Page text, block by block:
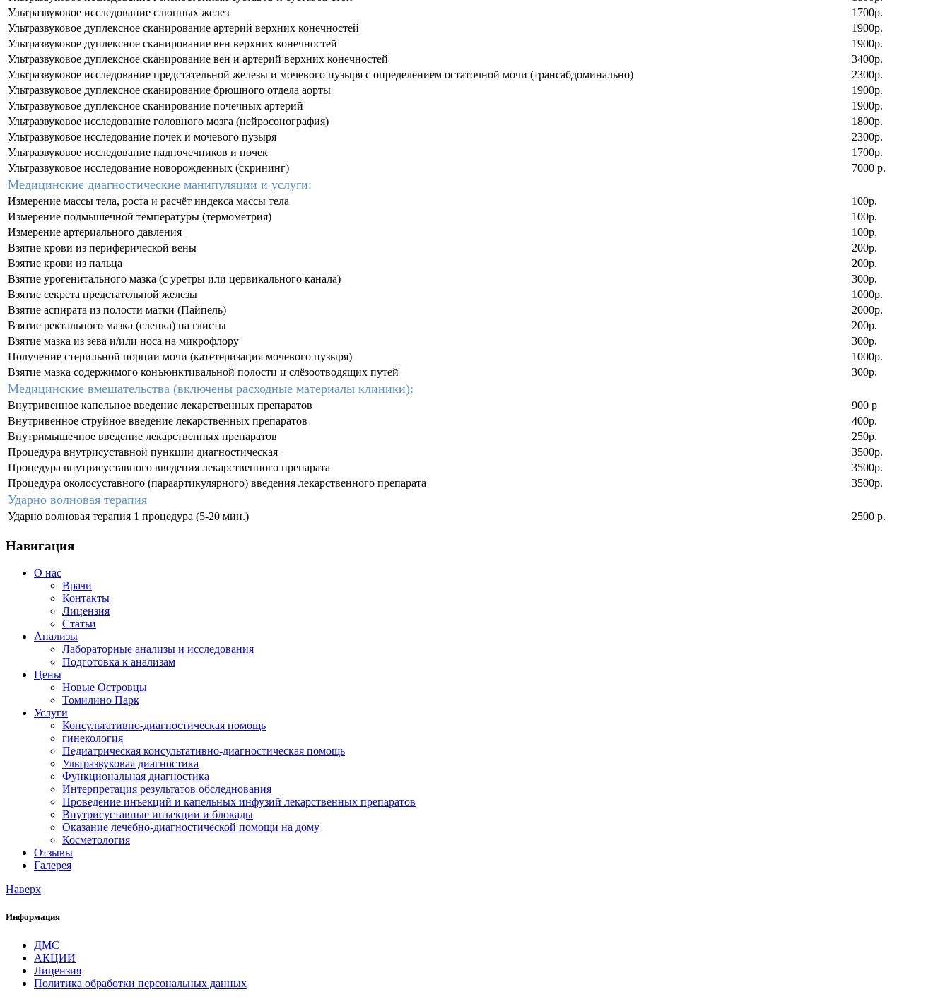
Ультразвуковое исследование слюнных желез
1700р.
Ультразвуковое дуплексное сканирование артерий верхних конечностей
1900р.
Ультразвуковое дуплексное сканирование вен верхних конечностей
1900р.
Ультразвуковое дуплексное сканирование вен и артерий верхних конечностей
3400р.
Ультразвуковое исследование предстательной железы и мочевого пузыря с определением остаточной мочи (трансабдоминально)
2300р.
Ультразвуковое дуплексное сканирование брюшного отдела аорты
1900р.
Ультразвуковое дуплексное сканирование почечных артерий
1900р.
Ультразвуковое исследование головного мозга (нейросонография)
1800р.
Ультразвуковое исследование почек и мочевого пузыря
2300р.
Ультразвуковое исследование надпочечников и почек
1700р.
Ультразвуковое исследование новорожденных (скрининг)
7000 р.
Медицинские диагностические манипуляции и услуги:
Измерение массы тела, роста и расчёт индекса массы тела
100р.
Измерение подмышечной температуры (термометрия)
100р.
Измерение артериального давления
100р.
Взятие крови из периферической вены
200р.
Взятие крови из пальца
200р.
Взятие урогенитального мазка (с уретры или цервикального канала)
300р.
Взятие секрета предстательной железы
1000р.
Взятие аспирата из полости матки (Пайпель)
2000р.
Взятие ректального мазка (слепка) на глисты
200р.
Взятие мазка из зева и/или носа на микрофлору
300р.
Получение стерильной порции мочи (катетеризация мочевого пузыря)
1000р.
Взятие мазка содержимого конъюнктивальной полости и слёзоотводящих путей
300р.
Медицинские вмешательства (включены расходные материалы клиники):
Внутривенное капельное введение лекарственных препаратов
900 р
Внутривенное струйное введение лекарственных препаратов
400р.
Внутримышечное введение лекарственных препаратов
250р.
Процедура внутрисуставной пункции диагностическая
3500р.
Процедура внутрисуставного введения лекарственного препарата
3500р.
Процедура околосуставного (параартикулярного) введения лекарственного препарата
3500р.
Ударно волновая терапия
Ударно волновая терапия 1 процедура (5-20 мин.) 2500 р.
Навигация
О нас
Врачи
Контакты
Лицензия
Статьи
Анализы
Лабораторные анализы и исследования
Подготовка к анализам
Цены
Новые Островцы
Томилино Парк
Услуги
Консультативно-диагностическая помощь
гинекология
Педиатрическая консультативно-диагностическая помощь
Ультразвуковая диагностика
Функциональная диагностика
Интерпретация результатов обследнования
Проведение инъекций и капельных инфузий лекарственных препаратов
Внутрисуставные инъекции и блокады
Оказание лечебно-диагностической помощи на дому
Косметология
Отзывы
Галерея
Наверх
Информация
ДМС
АКЦИИ
Лицензия
Политика обработки персональных данных